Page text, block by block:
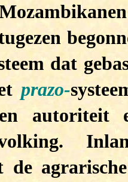
dat
prazo-
autoriteit